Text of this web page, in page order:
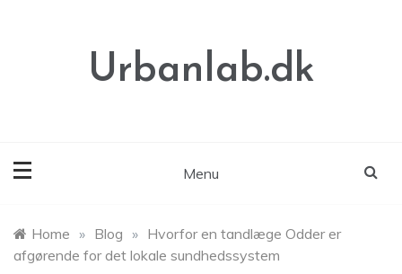
Urbanlab.dk
Menu
Home » Blog » Hvorfor en tandlæge Odder er
afgørende for det lokale sundhedssystem